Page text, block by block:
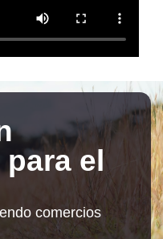
el
comercios